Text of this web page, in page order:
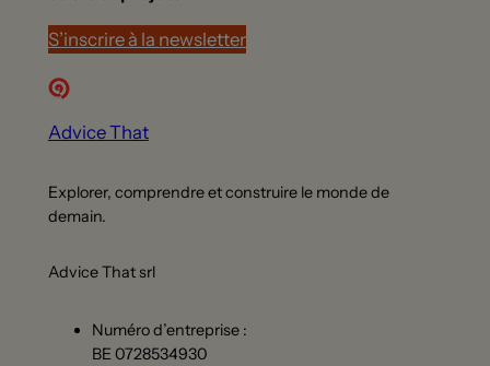
S’inscrire à la newsletter
Advice That
Explorer, comprendre et construire le monde de
demain.
Advice That srl
Numéro d’entreprise :
BE 0728534930